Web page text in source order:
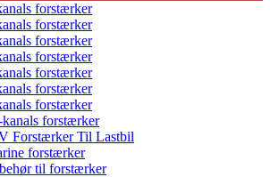
forstærker
forstærker
forstærker
forstærker
forstærker
forstærker
forstærker
kanals forstærker
Forstærker Til Lastbil
forstærker
til forstærker